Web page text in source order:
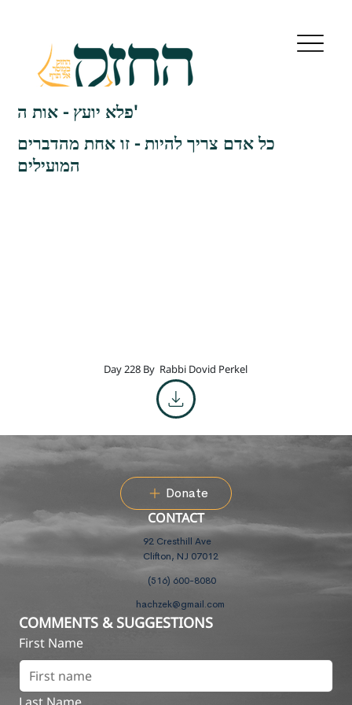
פלא יועץ - אות ה'
כל אדם צריך להיות - זו אחת מהדברים
המועילים
Day 228 By Rabbi Dovid Perkel
Donate
CONTACT
92 Cresthill Ave
Clifton, NJ 07012
(516) 600-8080
hachzek@gmail.com
COMMENTS & SUGGESTIONS
First Name